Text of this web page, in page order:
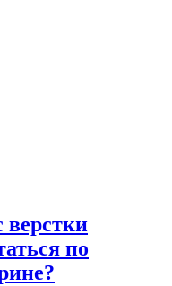
верстки
по